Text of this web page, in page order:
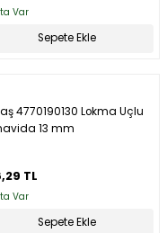
Var
Sepete Ekle
4770190130 Lokma Uçlu
13 mm
TL
Var
Sepete Ekle